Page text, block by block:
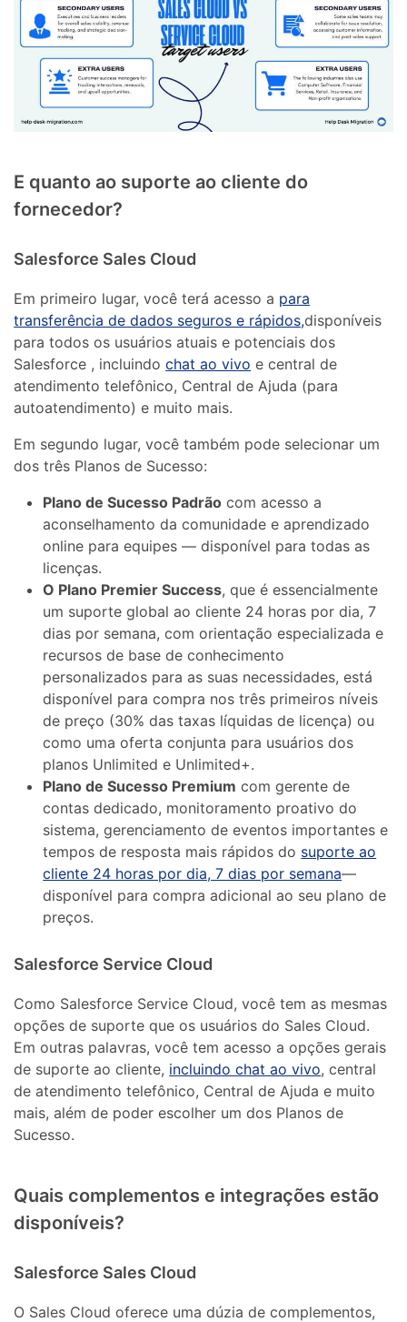
E quanto ao suporte ao cliente do
fornecedor?
Salesforce Sales Cloud
Em primeiro lugar, você terá acesso a para
transferência de dados seguros e rápidos,disponíveis
para todos os usuários atuais e potenciais dos
Salesforce , incluindochat ao vivo e central de
atendimento telefônico, Central de Ajuda (para
autoatendimento) e muito mais.
Em segundo lugar, você também pode selecionar um
dos três Planos de Sucesso:
Plano de Sucesso Padrão com acesso a
aconselhamento da comunidade e aprendizado
online para equipes — disponível para todas as
licenças.
O Plano Premier Success, que é essencialmente
um suporte global ao cliente 24 horas por dia, 7
dias por semana, com orientação especializada e
recursos de base de conhecimento
personalizados para as suas necessidades, está
disponível para compra nos três primeiros níveis
de preço (30% das taxas líquidas de licença) ou
como uma oferta conjunta para usuários dos
planos Unlimited e Unlimited+.
Plano de Sucesso Premium com gerente de
contas dedicado, monitoramento proativo do
sistema, gerenciamento de eventos importantes e
tempos de resposta mais rápidos do suporte ao
cliente 24 horas por dia, 7 dias por semana—
disponível para compra adicional ao seu plano de
preços.
Salesforce Service Cloud
Como Salesforce Service Cloud, você tem as mesmas
opções de suporte que os usuários do Sales Cloud.
Em outras palavras, você tem acesso a opções gerais
de suporte ao cliente, incluindo chat ao vivo, central
de atendimento telefônico, Central de Ajuda e muito
mais, além de poder escolher um dos Planos de
Sucesso.
Quais complementos e integrações estão
disponíveis?
Salesforce Sales Cloud
O Sales Cloud oferece uma dúzia de complementos,